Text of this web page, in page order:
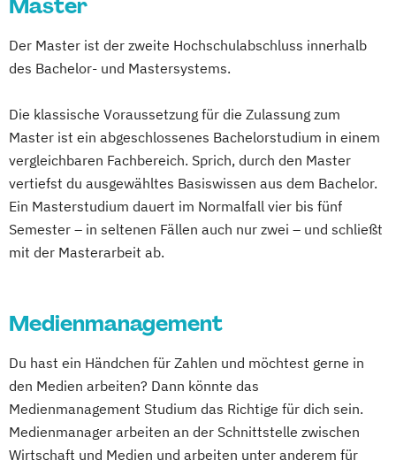
Master
Der Master ist der zweite Hochschulabschluss innerhalb
des Bachelor- und Mastersystems.
Die klassische Voraussetzung für die Zulassung zum
Master ist ein abgeschlossenes Bachelorstudium in einem
vergleichbaren Fachbereich. Sprich, durch den Master
vertiefst du ausgewähltes Basiswissen aus dem Bachelor.
Ein Masterstudium dauert im Normalfall vier bis fünf
Semester – in seltenen Fällen auch nur zwei – und schließt
mit der Masterarbeit ab.
Medienmanagement
Du hast ein Händchen für Zahlen und möchtest gerne in
den Medien arbeiten? Dann könnte das
Medienmanagement Studium das Richtige für dich sein.
Medienmanager arbeiten an der Schnittstelle zwischen
Wirtschaft und Medien und arbeiten unter anderem für